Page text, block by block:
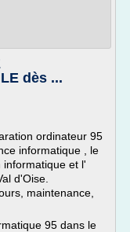
dès ...
ordinateur 95
informatique , le
et l'
d'Oise.
maintenance,
95 dans le